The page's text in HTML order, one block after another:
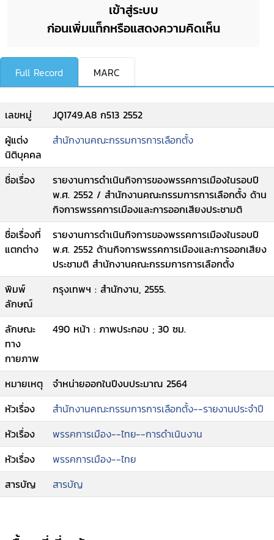
เข้าสู่ระบบ
ก่อนเพิ่มแท็กหรือแสดงความคิดเห็น
Full Record MARC
เลขหมู่
JQ1749.A8 ก513 2552
ผู้แต่ง
นิติบุคคล
สำนักงานคณะกรรมการการเลือกตั้ง
ชื่อเรื่อง
รายงานการดำเนินกิจการของพรรคการเมืองในรอบปี
พ.ศ. 2552 / สำนักงานคณะกรรมการการเลือกตั้ง ด้าน
กิจการพรรคการเมืองและการออกเสียงประชามติ
ชื่อเรื่องที่
แตกต่าง
รายงานการดำเนินกิจการของพรรคการเมืองในรอบปี
พ.ศ. 2552 ด้านกิจการพรรคการเมืองและการออกเสียง
ประชามติ สำนักงานคณะกรรมการการเลือกตั้ง
พิมพ์
ลักษณ์
กรุงเทพฯ : สำนักงาน, 2555.
ลักษณะ
ทาง
กายภาพ
490 หน้า : ภาพประกอบ ; 30 ซม.
หมายเหตุ
จำหน่ายออกในปีงบประมาณ 2564
หัวเรื่อง
สำนักงานคณะกรรมการการเลือกตั้ง--รายงานประจำปี
หัวเรื่อง
พรรคการเมือง--ไทย--การดำเนินงาน
หัวเรื่อง
พรรคการเมือง--ไทย
สารบัญ
สารบัญ